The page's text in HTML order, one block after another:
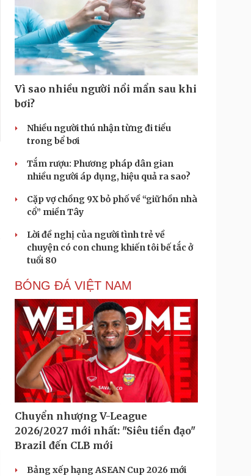
Vì sao nhiều người nổi mẩn sau khi
bơi?
Nhiều người thú nhận từng đi tiểu
trong bể bơi
Tắm rượu: Phương pháp dân gian
nhiều người áp dụng, hiệu quả ra sao?
Cặp vợ chồng 9X bỏ phố về “giữ hồn nhà
cổ” miền Tây
Lời đề nghị của người tình trẻ về
chuyện có con chung khiến tôi bế tắc ở
tuổi 80
BÓNG ĐÁ VIỆT NAM
Chuyển nhượng V-League
2026/2027 mới nhất: "Siêu tiền đạo"
Brazil đến CLB mới
Bảng xếp hạng ASEAN Cup 2026 mới